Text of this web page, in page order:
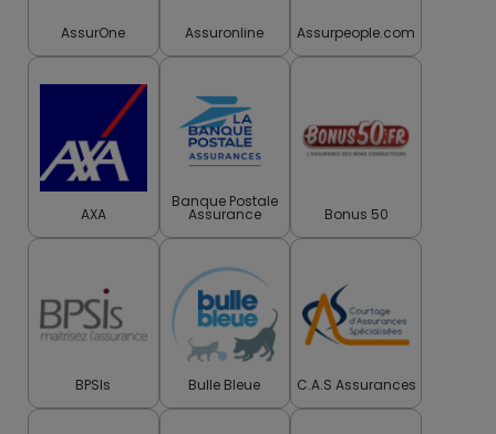
AssurOne Assuronline Assurpeople.com
AXA
Banque Postale
Assurance Bonus 50
BPSIs Bulle Bleue C.A.S Assurances